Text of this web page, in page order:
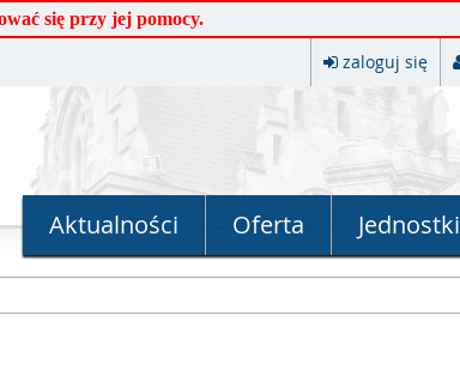
się przy jej pomocy.
zaloguj się
Aktualności Oferta Jednostki